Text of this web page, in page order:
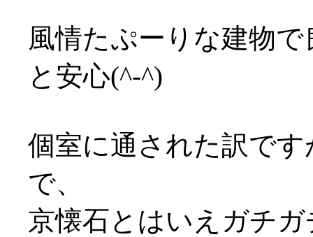
風情たぷーりな建物
と安心(^-^)
個室に通された訳で
で、
京懐石とはいえガチ